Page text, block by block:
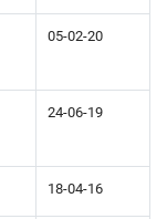
05-02-20
24-06-19
18-04-16